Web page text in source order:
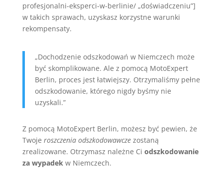
profesjonalni-eksperci-w-berlinie/ „doświadczeniu”]
w takich sprawach, uzyskasz korzystne warunki
rekompensaty.
„Dochodzenie odszkodowań w Niemczech może
być skomplikowane. Ale z pomocą MotoExpert
Berlin, proces jest łatwiejszy. Otrzymaliśmy pełne
odszkodowanie, którego nigdy byśmy nie
uzyskali.”
Z pomocą MotoExpert Berlin, możesz być pewien, że
Twoje roszczenia odszkodowawczezostaną
zrealizowane. Otrzymasz należne Ci odszkodowanie
za wypadekw Niemczech.